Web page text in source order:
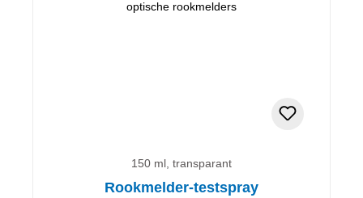
150 ml, transparant
Rookmelder-testspray